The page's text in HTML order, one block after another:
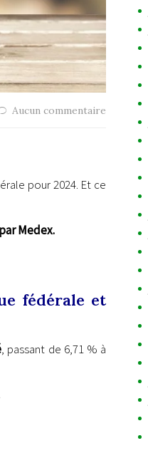
Aucun commentaire
pour 2024. Et ce
Medex.
fédérale et
, passant de 6,71 % à